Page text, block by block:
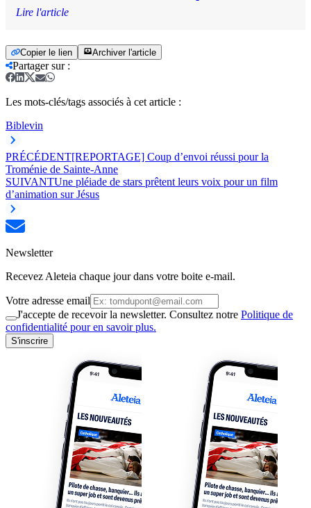
Lire l'article
Copier le lien Archiver l'article
Partager sur:
Les mots-clés/tags associés à cet article :
Biblevin
PRÉCÉDENT[REPORTAGE] Coup d’envoi réussi pour la
Troménie de Sainte-Anne
SUIVANTUne pléiade de stars prêtent leurs voix pour un film
d’animation sur Jésus
Newsletter
Recevez Aleteia chaque jour dans votre boite e-mail.
Votre adresse email
J'accepte de recevoir la newsletter. Consultez notre Politique de
confidentialité pour en savoir plus.
S'inscrire